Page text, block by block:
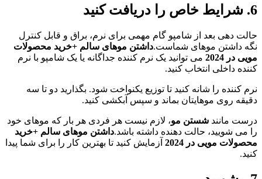
6. شرایط خاص را دریافت کنید
حالت دهی بعد از شامپو گام مهمی برای نرم، براق و قابل کنترل
نگه داشتن موهای شماست.داشتن موهای سالم +خرید محصولات
مویی در 2024
می توانید یک نرم کننده جداگانه یا یک شامپو با نرم
کننده داخلی انتخاب کنید.
نرم کننده را شانه کنید تا توزیع یکنواخت شود. بگذارید دو تا سه
دقیقه روی موهایتان بماند و سپس آبکشی کنید.
درست مانند شستن مو، لازم نیست هر فردی هر بار که موهای خود
را می شویید، حالت دهنده داشته باشد.داشتن موهای سالم +خرید
محصولات مویی در 2024
آزمایش کنید تا بهترین کار را برای شما پیدا
کنید.